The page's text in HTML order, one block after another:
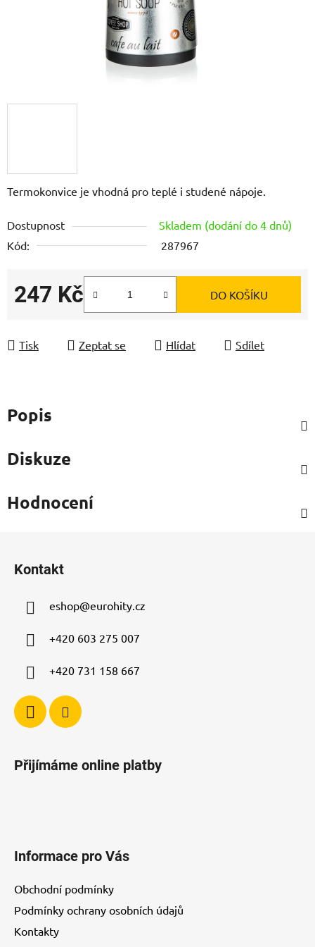
Termokonvice je vhodná pro teplé i studené nápoje.
Dostupnost
Skladem (dodání do 4 dnů)
Kód:
287967
247 Kč DO KOŠÍKU
Tisk Zeptat se Hlídat Sdílet
Popis
Diskuze
Hodnocení
Kontakt
eshop@eurohity.cz
+420 603 275 007
+420 731 158 667
Přijímáme online platby
Informace pro Vás
Obchodní podmínky
Podmínky ochrany osobních údajů
Kontakty